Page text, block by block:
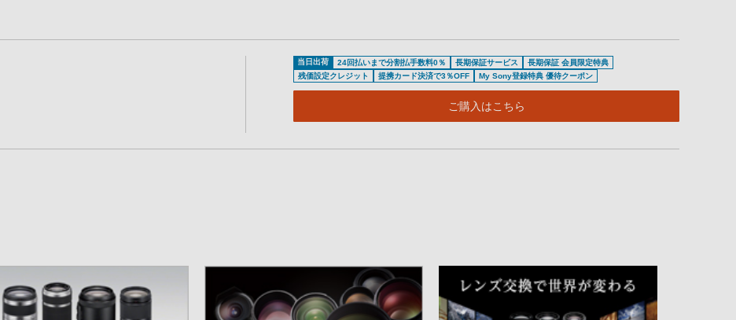
当日出荷 24回払いまで分割払手数料0％ 長期保証サービス
長期保証 会員限定特典
残価設定クレジット
提携カード決済で3％OFF My Sony登録特典 優待クーポン
ご購入はこちら